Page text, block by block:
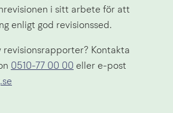
i sitt arbete för att
enligt god revisionssed.
revisionsrapporter? Kontakta
0510-77 00 00